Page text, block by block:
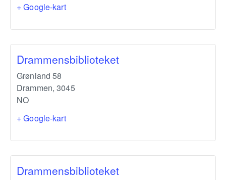
+ Google-kart
Drammensbiblioteket
Grønland 58
Drammen, 3045
NO
+ Google-kart
Drammensbiblioteket